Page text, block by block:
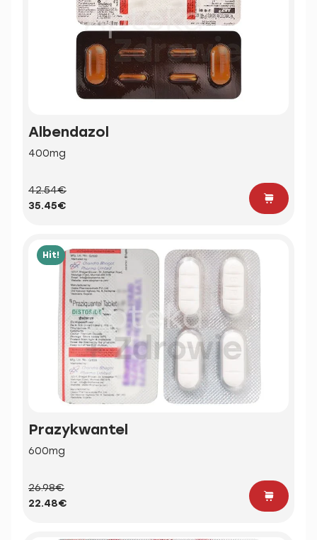
Albendazol
400mg
42.54€
35.45€
Hit!
Prazykwantel
600mg
26.98€
22.48€